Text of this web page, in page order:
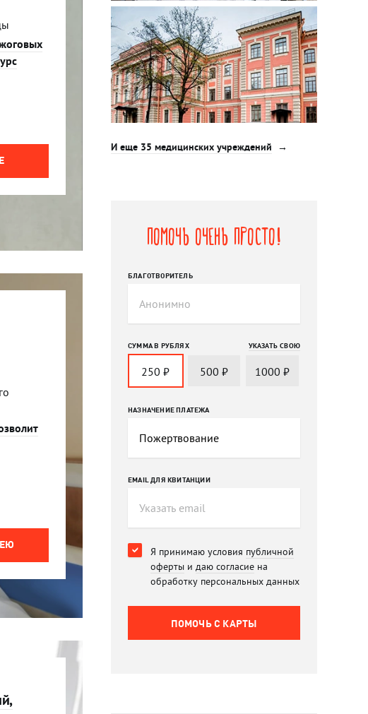
И еще 35 медицинских учреждений
Помочь очень просто!
БЛАГОТВОРИТЕЛЬ
СУММА В РУБЛЯХ
250₽ 500 ₽ 1000₽
УКАЗАТЬ СВОЮ
НАЗНАЧЕНИЕ ПЛАТЕЖА
EMAIL ДЛЯ КВИТАНЦИИ
Я принимаю условия публичной
оферты и даю согласие на
обработку персональных данных
ПОМОЧЬ C КАРТЫ